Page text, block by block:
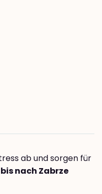
ab und sorgen für
nach Zabrze